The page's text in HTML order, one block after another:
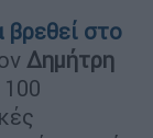
βρεθεί στο
Δημήτρη